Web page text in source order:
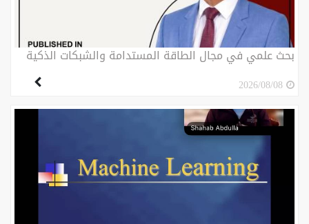
بحث علمي في مجال الطاقة المستدامة والشبكات الذكية
2026/08/08